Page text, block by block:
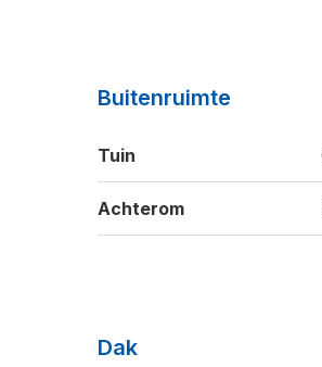
Buitenruimte
Tuin
Achterom
Dak